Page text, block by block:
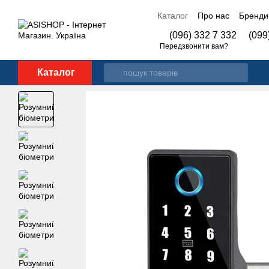
Каталог Про нас
Бренди
(096) 332 7 332
Передзвонити вам?
Каталог